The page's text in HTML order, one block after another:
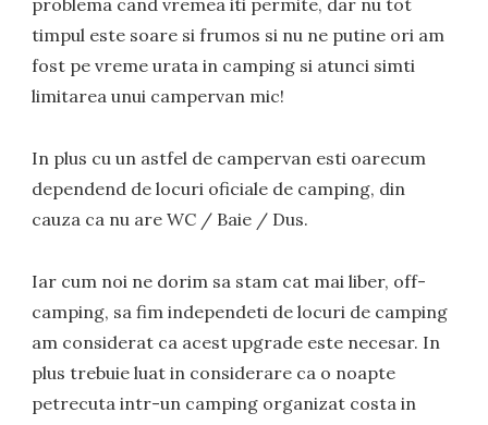
problema cand vremea iti permite, dar nu tot
timpul este soare si frumos si nu ne putine ori am
fost pe vreme urata in camping si atunci simti
limitarea unui campervan mic!
In plus cu un astfel de campervan esti oarecum
dependend de locuri oficiale de camping, din
cauza ca nu are WC / Baie / Dus.
Iar cum noi ne dorim sa stam cat mai liber, off-
camping, sa fim independeti de locuri de camping
am considerat ca acest upgrade este necesar. In
plus trebuie luat in considerare ca o noapte
petrecuta intr-un camping organizat costa in